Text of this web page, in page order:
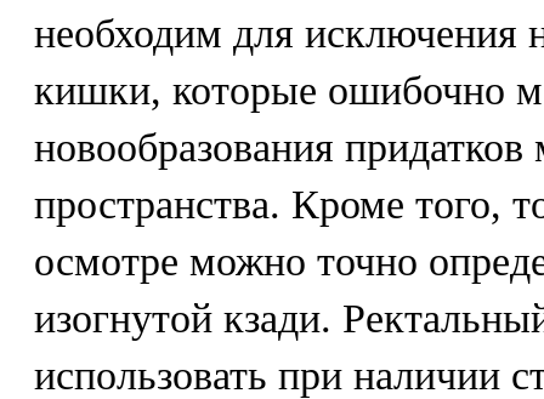
необходим для исключения
кишки, которые ошибочно
новообразования придатков
пространства. Кроме того,
осмотре можно точно
изогнутой кзади.
использовать при наличии